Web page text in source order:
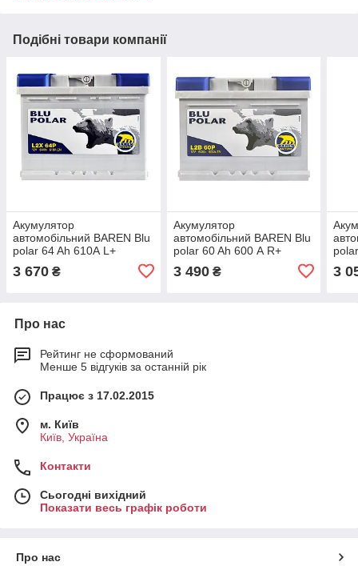
Подібні товари компанії
Акумулятор
автомобільний BAREN Blu
polar 64 Ah 610А L+
3 670 ₴
Акумулятор
автомобільний BAREN Blu
polar 60 Ah 600 А R+
3 490₴ 3
Про нас
Рейтинг не сформований
Менше 5 відгуків за останній рік
Працює з 17.02.2015
м. Київ
Київ, Україна
Контакти
Сьогодні вихідний
Показати весь графік роботи
Про нас